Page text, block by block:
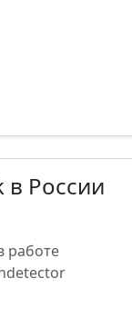
в России
работе